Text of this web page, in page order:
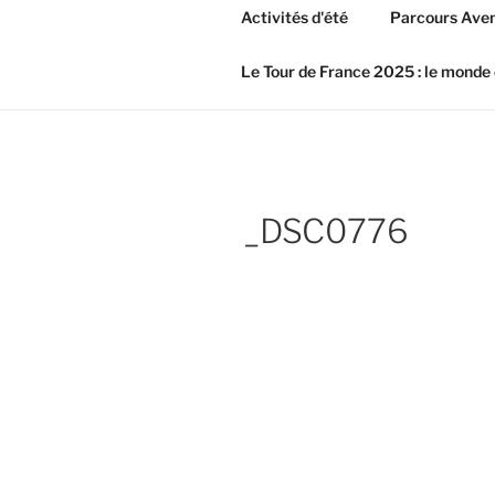
Activités d'été Parcours
Le Tour de France 2025 : le
_DSC0776